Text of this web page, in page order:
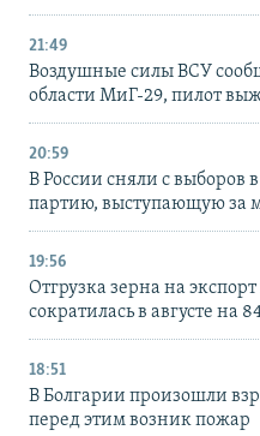
21:49
Воздушные силы ВСУ
области МиГ-29, пилот
20:59
В России сняли с выборов
партию, выступающую за
19:56
Отгрузка зерна на
сократилась в августе на
18:51
В Болгарии произошли
перед этим возник пожар